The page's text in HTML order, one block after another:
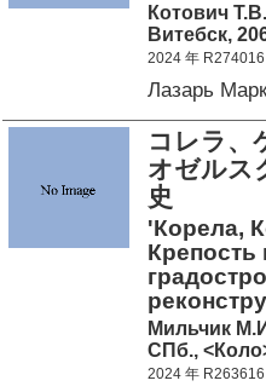
Котович Т.В.
Витебск,
2024 年 R274016
Лазарь
コレラ、
オゼル
史
'Корела,
Крепость
Мильчик
СПб.,
2024 年 R263616